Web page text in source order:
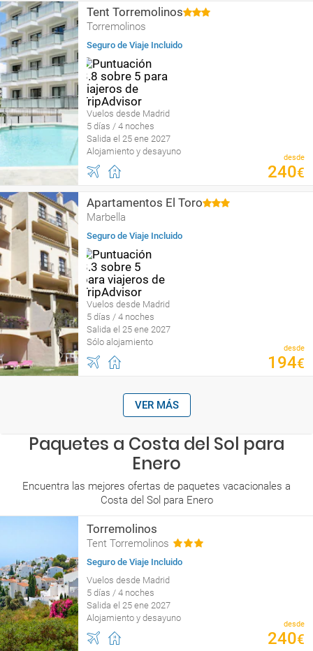
Tent Torremolinos
Torremolinos
Seguro de Viaje Incluido
Vuelos desde Madrid
5 días / 4 noches
Salida el 25 ene 2027
Alojamiento y desayuno
desde
240€
Apartamentos El Toro
Marbella
Seguro de Viaje Incluido
Vuelos desde Madrid
5 días / 4 noches
Salida el 25 ene 2027
Sólo alojamiento
desde
194€
VER MÁS
Paquetes a Costa del Sol para
Enero
Encuentra las mejores ofertas de paquetes vacacionales a
Costa del Sol para Enero
Torremolinos
Tent Torremolinos
Seguro de Viaje Incluido
Vuelos desde Madrid
5 días / 4 noches
Salida el 25 ene 2027
Alojamiento y desayuno
desde
240€